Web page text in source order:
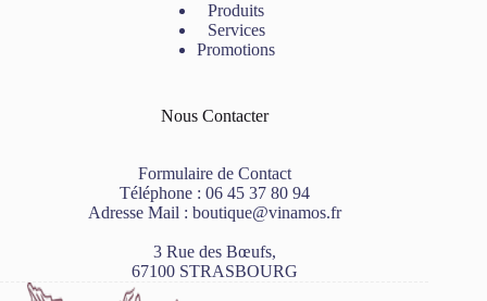
Produits
Services
Promotions
Nous Contacter
Formulaire de Contact
Téléphone : 06 45 37 80 94
Adresse Mail : boutique@vinamos.fr
3 Rue des Bœufs,
67100 STRASBOURG